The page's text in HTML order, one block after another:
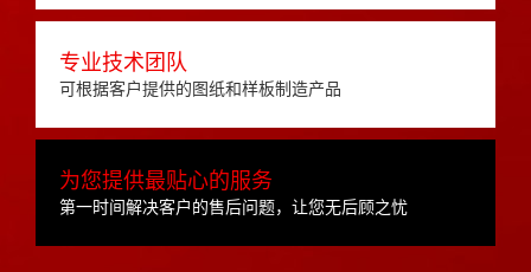
专业技术团队
可根据客户提供的图纸和样板制造产品
为您提供最贴心的服务
第一时间解决客户的售后问题，让您无后顾之忧